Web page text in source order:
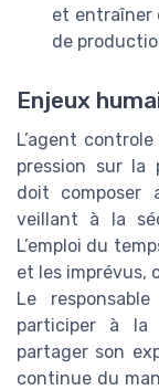
et entraîner
de
Enjeux
L’agent
pression sur la
doit composer
veillant à la
L’emploi du
et les imprévus,
Le
participer à la
partager son
continue du